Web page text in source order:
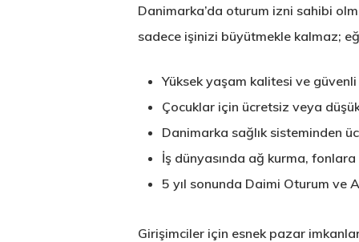
Danimarka’da oturum izni sahibi
sadece işinizi büyütmekle kalmaz;
Yüksek yaşam kalitesi ve
Çocuklar için ücretsiz veya
Danimarka sağlık sisteminden
İş dünyasında ağ kurma,
5 yıl sonunda Daimi Oturum ve
Girişimciler için esnek pazar